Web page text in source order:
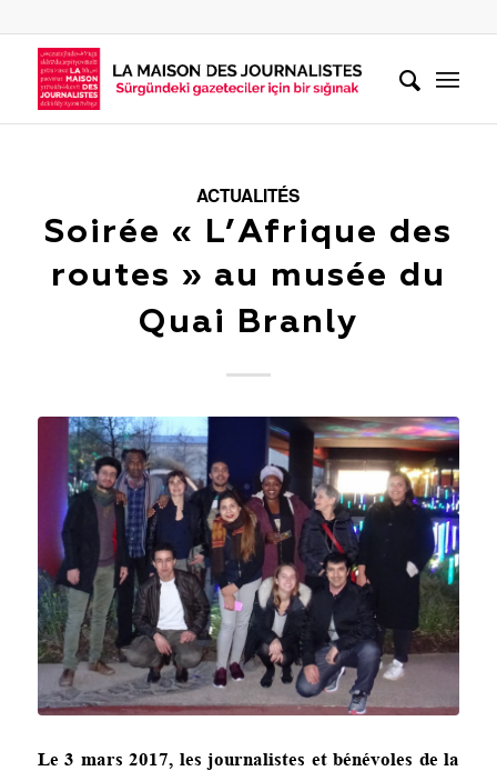
ACTUALITÉS
Soirée « L’Afrique des
routes » au musée du
Quai Branly
Le 3 mars 2017, les journalistes et bénévoles de la